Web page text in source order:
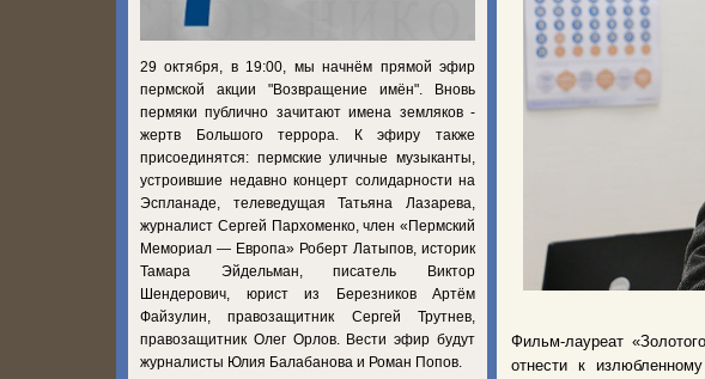
Фильм-лауреат
отнести к
29 октября, в 19:00, мы начнём прямой эфир
пермской акции "Возвращение имён". Вновь
пермяки публично зачитают имена земляков -
жертв Большого террора. К эфиру также
присоединятся: пермские уличные музыканты,
устроившие недавно концерт солидарности на
Эспланаде, телеведущая Татьяна Лазарева,
журналист Сергей Пархоменко, член «Пермский
Мемориал — Европа» Роберт Латыпов, историк
Тамара Эйдельман, писатель Виктор
Шендерович, юрист из Березников Артём
Файзулин, правозащитник Сергей Трутнев,
правозащитник Олег Орлов. Вести эфир будут
журналисты Юлия Балабанова и Роман Попов.